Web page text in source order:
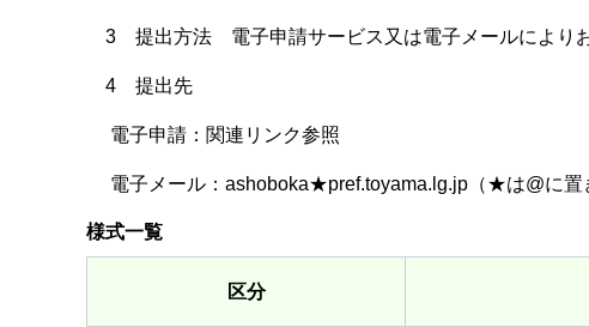
3 提出方法 電子申請サービス又は電子メールによりお
4 提出先
電子申請：関連リンク参照
電子メール：ashoboka★pref.toyama.lg.jp（★は@に置
様式一覧
区分